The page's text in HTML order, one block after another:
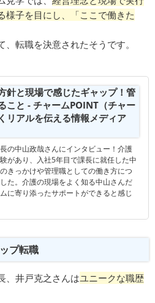
様子を目にし、「ここで働きた
転職を決意されたそうです。
針と現場で感じたギャップ！管
こと - チャームPOINT（チャー
リアルを伝える情報メディア
の中山政哉さんにインタビュー！介護
があり、入社5年目で課長に就任した中
きっかけや管理職としての働き方につ
た。介護の現場をよく知る中山さんだ
に寄り添ったサポートができると感じ
プ転職
、井戸克之さんはユニークな職歴